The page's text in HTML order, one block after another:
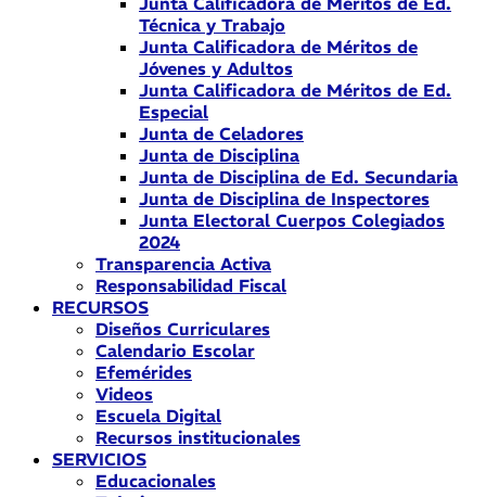
Técnica y Trabajo
Junta Calificadora de Méritos de
Jóvenes y Adultos
Junta Calificadora de Méritos de Ed.
Especial
Junta de Celadores
Junta de Disciplina
Junta de Disciplina de Ed. Secundaria
Junta de Disciplina de Inspectores
Junta Electoral Cuerpos Colegiados
2024
Transparencia Activa
Responsabilidad Fiscal
RECURSOS
Diseños Curriculares
Calendario Escolar
Efemérides
Videos
Escuela Digital
Recursos institucionales
SERVICIOS
Educacionales